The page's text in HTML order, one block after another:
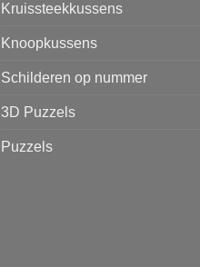
Kruissteekkussens
Knoopkussens
Schilderen op nummer
3D Puzzels
Puzzels